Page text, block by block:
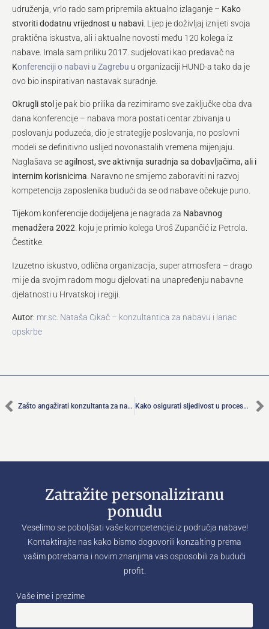
udruženja, vrlo rado sam pripremila aktualno izlaganje – Kako
stvoriti dodatnu vrijednost u nabavi . Lijep je doživljaj iznijeti svoja
praktična iskustva, ali i aktualne novosti među 120 kolega iz
nabave. Imala sam priliku 2017. sudjelovati kao predavač na
Konferenciji o nabavi u Zagrebu u organizaciji HUND-a tako da je
ovo bio inspirativan nastavak suradnje.
Okrugli stol je pak bio prilika da rezimiramo sve zaključke oba dva
dana konferencije – nabava mora postati centar zbivanja u
poslovanju poduzeća, dio je strategije poslovanja, no poslovni
modeli se definitivno uslijed novonastalih vremena mijenjaju.
Naglašava seagilnost, sve aktivnija suradnja sa dobavljačima, ali i
internim korisnicima . Naravno ne smijemo zaboraviti ni razvoj
kompetencija zaposlenika budući da se od nabave očekuje puno.
Tijekom konferencije dodijeljena je nagrada za Nabavnog
menadžera 2022. koju je primio kolega Uroš Zupančić iz Petrola.
Čestitke.
Izuzetno iskustvo, odlična organizacija, super atmosfera – drago
mi je da svojim radom mogu djelovati na unapređenju nabavne
djelatnosti u Hrvatskoj i regiji.
Autor: mr.sc. Nataša Cikač – konzultantica za nabavu i lanac
opskrbe
Zašto angažirati konzultanta za nabavu? Kako osigurati sljedivost u procesu nabave
Zatražite personaliziranu
ponudu
Veselimo se poboljšati vaše kompetencije iz područja nabave!
Kontaktirajte nas kako bismo dogovorili konzalting prema
vašim potrebama i novim znanjima vas osposobili za budući
profit.
Vaše ime i prezime